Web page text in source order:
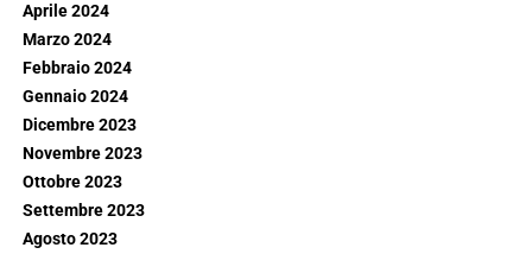
Aprile 2024
Marzo 2024
Febbraio 2024
Gennaio 2024
Dicembre 2023
Novembre 2023
Ottobre 2023
Settembre 2023
Agosto 2023